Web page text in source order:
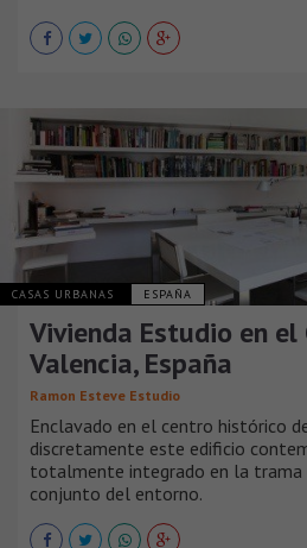
CASAS URBANAS ESPAÑA
Vivienda Estudio en el
Valencia, España
Ramon Esteve Estudio
Enclavado en el centro histórico
discretamente este edificio
totalmente integrado en la
conjunto del entorno.